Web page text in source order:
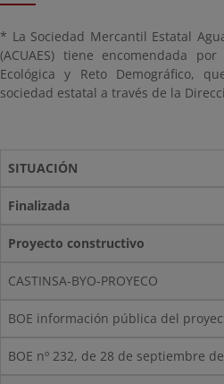
* La Sociedad Mercantil Estatal
(ACUAES) tiene encomendada
Ecológica y Reto Demográfico,
sociedad estatal a través de la
SITUACIÓN
Finalizada
Proyecto constructivo
CASTINSA-BYO-PROYECO
BOE información pública del
BOE nº 232, de 28 de septiembre